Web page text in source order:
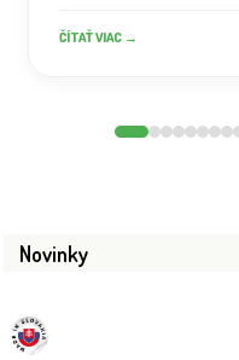
ČÍTAŤ VIAC →
Novinky